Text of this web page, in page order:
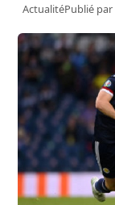
ActualitéPublié par